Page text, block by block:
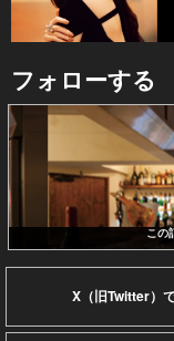
フォローする
この
X（旧Twitter）